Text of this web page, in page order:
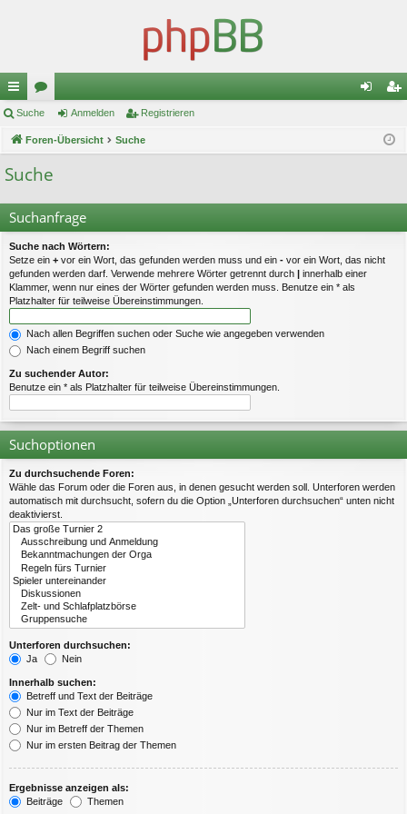
ch
ne
llz
riff
or
en ist
Suche Anmelden Registrieren
Foren-Übersicht Suche
Suche
Suchanfrage
Suche nach Wörtern:
Setze ein + vor ein Wort, das gefunden werden muss und ein - vor ein Wort, das nicht
gefunden werden darf. Verwende mehrere Wörter getrennt durch | innerhalb einer
Klammer, wenn nur eines der Wörter gefunden werden muss. Benutze ein * als
Platzhalter für teilweise Übereinstimmungen.
Nach allen Begriffen suchen oder Suche wie angegeben verwenden
Nach einem Begriff suchen
Zu suchender Autor:
Benutze ein * als Platzhalter für teilweise Übereinstimmungen.
Suchoptionen
Zu durchsuchende Foren:
Wähle das Forum oder die Foren aus, in denen gesucht werden soll. Unterforen werden
automatisch mit durchsucht, sofern du die Option „Unterforen durchsuchen“ unten nicht
deaktivierst.
Unterforen durchsuchen:
Ja
Nein
Innerhalb suchen:
Betreff und Text der Beiträge
Nur im Text der Beiträge
Nur im Betreff der Themen
Nur im ersten Beitrag der Themen
Ergebnisse anzeigen als:
Beiträge
Themen